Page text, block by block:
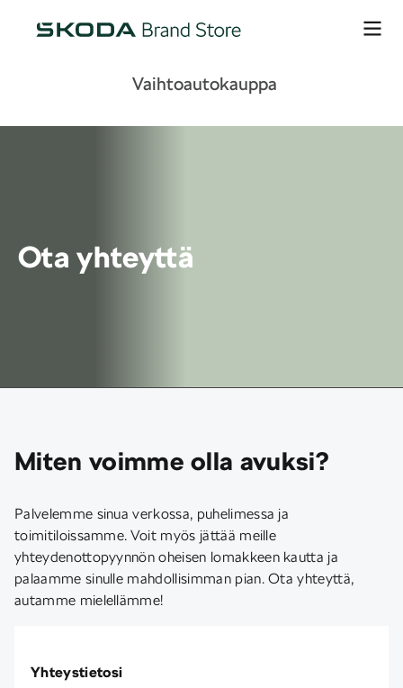
Vaihtoautokauppa
Ota yhteyttä
Miten voimme olla avuksi?
Palvelemme sinua verkossa, puhelimessa ja
toimitiloissamme. Voit myös jättää meille
yhteydenottopyynnön oheisen lomakkeen kautta ja
palaamme sinulle mahdollisimman pian. Ota yhteyttä,
autamme mielellämme!
Yhteystietosi